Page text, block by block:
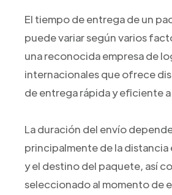
El tiempo de entrega de un
puede variar según varios
una reconocida empresa de
internacionales que ofrece
de entrega rápida y eficiente
La duración del envío
principalmente de la distancia
y el destino del paquete, así
seleccionado al momento de